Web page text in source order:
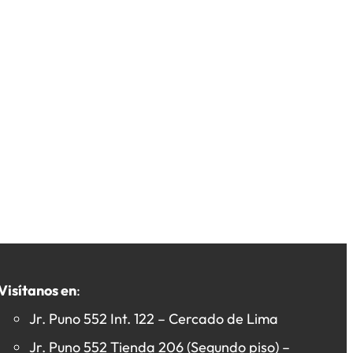
en:
Jr. Puno 552 Int. 122 – Cercado de Lima
Jr. Puno 552 Tienda 206 (Segundo piso) –